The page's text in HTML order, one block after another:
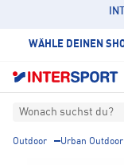
WÄHLE DEINEN
Wonach suchst du?
Outdoor Urban Outdoor